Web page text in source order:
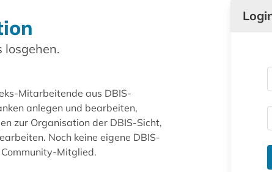
losgehen.
Mitarbeitende aus DBIS-
anlegen und bearbeiten,
zur Organisation der DBIS-Sicht,
Noch keine eigene DBIS-
Mitglied.